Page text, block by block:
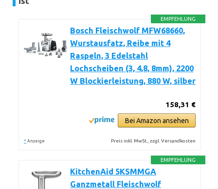
EMPFEHLUNG
Bosch Fleischwolf MFW68660,
Wurstausfatz, Reibe mit 4
Raspeln, 3 Edelstahl
Lochscheiben (3, 4,8, 8mm), 2200
W Blockierleistung, 880 W, silber
158,31 €
Bei Amazon ansehen
* Anzeige Preis inkl. MwSt., zzgl. Versandkosten
EMPFEHLUNG
KitchenAid 5KSMMGA
Ganzmetall Fleischwolf